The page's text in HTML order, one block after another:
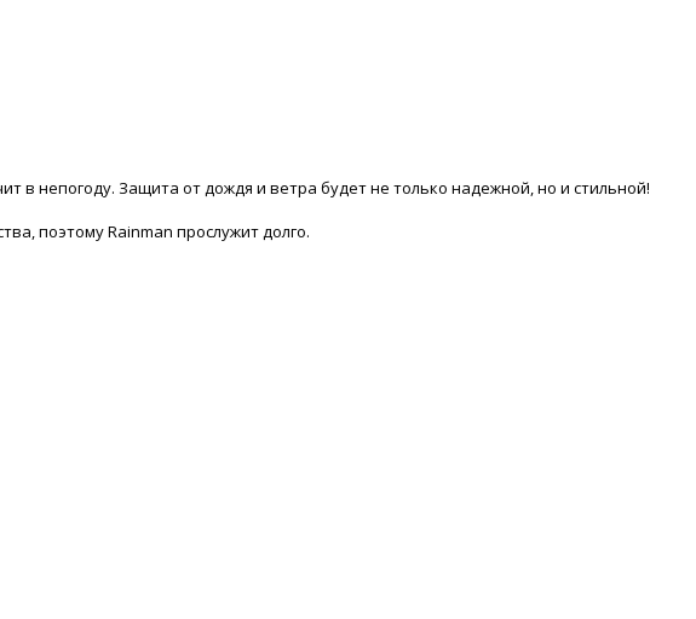
в непогоду. Защита от дождя и ветра будет не только надежной, но и стильной!
поэтому Rainman прослужит долго.